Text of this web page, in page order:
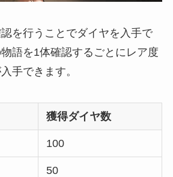
を行うことでダイヤを入手で
語を1体確認するごとにレア度
手できます。
獲得ダイヤ数
100
50